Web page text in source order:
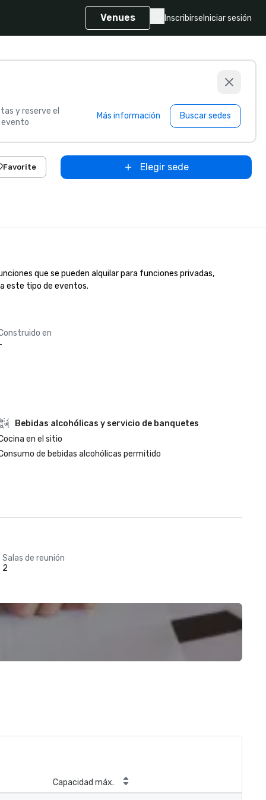
Venues Inscribirse Iniciar sesión
y reserve el
evento
Más información Buscar sedes
Favorite Elegir sede
que se pueden alquilar para funciones privadas,
este tipo de eventos.
en
Bebidas alcohólicas y servicio de banquetes
en el sitio
de bebidas alcohólicas permitido
Salas de reunión
2
Capacidad máx.